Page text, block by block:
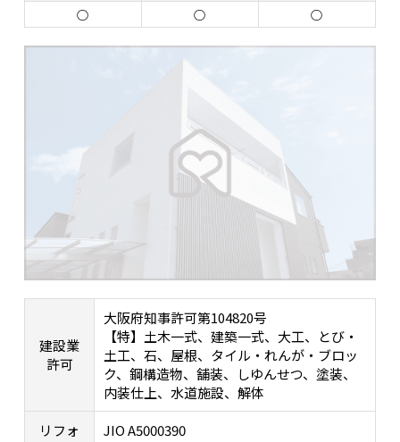
○ ○ ○
建設業
許可
大阪府知事許可第104820号
【特】土木一式、建築一式、大工、とび・
土工、石、屋根、タイル・れんが・ブロッ
ク、鋼構造物、舗装、しゆんせつ、塗装、
内装仕上、水道施設、解体
リフォ
JIO A5000390